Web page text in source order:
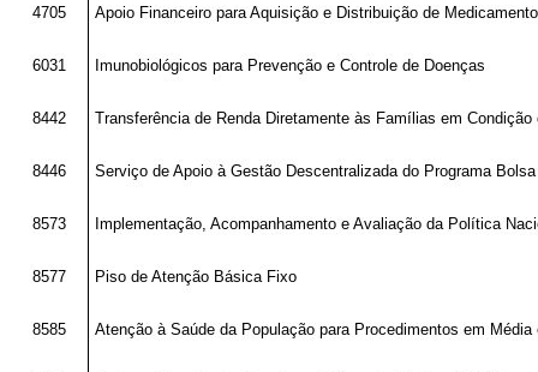
4705 Apoio Financeiro para Aquisição e Distribuição de
6031 Imunobiológicos para Prevenção e Controle de Doenças
8442 Transferência de Renda Diretamente às Famílias em
8446 Serviço de Apoio à Gestão Descentralizada do Programa
8573 Implementação, Acompanhamento e Avaliação da Política
8577 Piso de Atenção Básica Fixo
8585 Atenção à Saúde da População para Procedimentos em Média